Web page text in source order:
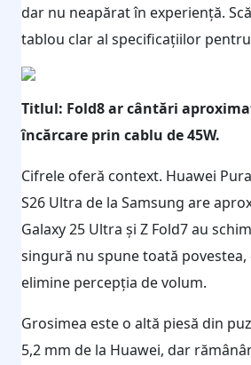
dar nu neapărat în experiență.
tablou clar al specificațiilor
Titlul: Fold8 ar cântări
încărcare prin cablu de 45W.
Cifrele oferă context. Huawei
S26 Ultra de la Samsung are
Galaxy 25 Ultra și Z Fold7 au
singură nu spune toată
elimine percepția de volum.
Grosimea este o altă piesă din
5,2 mm de la Huawei, dar